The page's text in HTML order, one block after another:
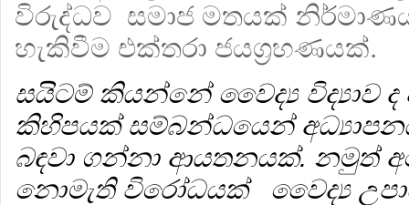
විරුද්ධව සමාජ මතයක්
හැකිවීම එක්තරා ජයග්‍රහණයක්.
සයිටම් කියන්නේ වෛද්‍ය විද්‍යාව
කිහිපයක් සම්බන්ධයෙන්
බඳවා ගන්නා ආයතනයක්. නමුත්
නොමැති විරෝධයක් වෛද්‍ය